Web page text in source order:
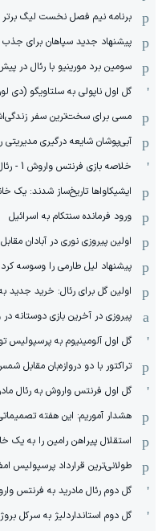
برنامه نیم فصل نخست لیگ برتر
پیشنهاد جدید سپاهان برای
سومین برد مورینیو با رئال در
گل اول ناپولی به سلتاویگو (دی
مسی برای سخت‌ترین سفر
آبی‌پوشان شایعه درگیری مدیریتی
خلاصه بازی فرنتس واروش 1 - رئال مادرید 2
ایشیکاوا‌ها تاریخ‌ساز شدند: یک
ورود فرمانده سنتکام به اسرائیل
اولین پیروزی نوری در آبادان
پیشنهاد لیل طارمی را وسوسه کرد
اولین گل برای رئال: خرید جدید
پیروزی در آخرین بازی دوستانه
گل اول آلومینیوم به پرسپولیس
تراکتور با دو دروازه‌بان مقابل
گل اول فرنتس واروش به رئال
هشدار آموریم: این هفته
استقلال پیراهن رامین را به یک
طولانی‌ترین قرارداد پرسپولیس
گل دوم رئال مادرید به فرنتس
گل دوم استانداردلیژ به سرکل